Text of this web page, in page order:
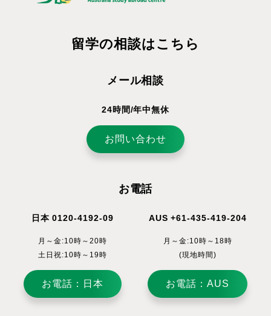
留学の相談はこちら
メール相談
24時間/年中無休
お問い合わせ
お電話
日本 0120-4192-09
月～金:10時～20時
土日祝:10時～19時
お電話：日本
AUS +61-435-419-204
月～金:10時～18時
(現地時間)
お電話：AUS